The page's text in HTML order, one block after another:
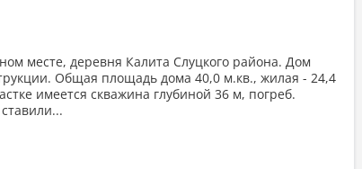
месте, деревня Калита Слуцкого района. Дом
Общая площадь дома 40,0 м.кв., жилая - 24,4
имеется скважина глубиной 36 м, погреб.